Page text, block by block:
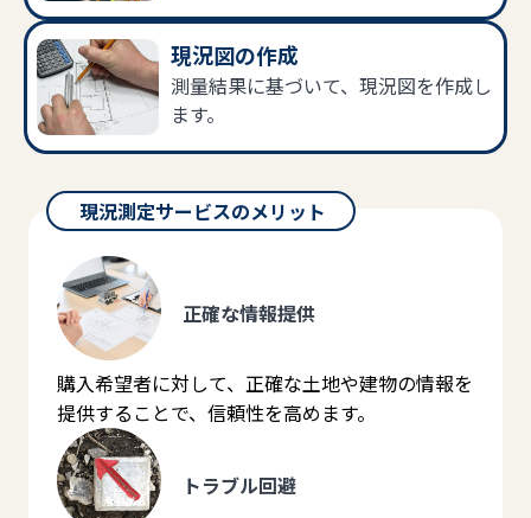
現況図の作成
測量結果に基づいて、現況図を作成し
ます。
正確な情報提供
購入希望者に対して、正確な土地や建物の情報を
提供することで、信頼性を高めます。
トラブル回避